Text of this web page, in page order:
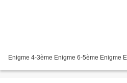
Enigme 4-3ème Enigme 6-5ème Enigme